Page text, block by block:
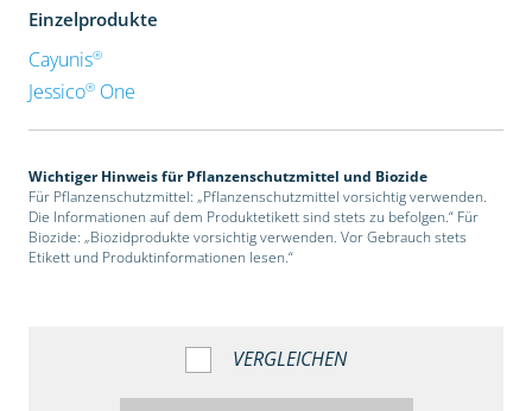
Einzelprodukte
Cayunis®
Jessico®One
Wichtiger Hinweis für Pflanzenschutzmittel und Biozide
Für Pflanzenschutzmittel: „Pflanzenschutzmittel vorsichtig verwenden.
Die Informationen auf dem Produktetikett sind stets zu befolgen.“ Für
Biozide: „Biozidprodukte vorsichtig verwenden. Vor Gebrauch stets
Etikett und Produktinformationen lesen.“
VERGLEICHEN